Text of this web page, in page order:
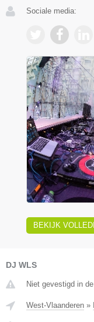
Sociale media:
BEKIJK
DJ WLS
Niet gevestigd in
West-Vlaanderen »